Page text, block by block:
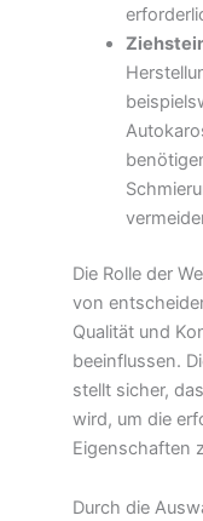
Die Rolle der
von
Qualität und
beeinflussen.
stellt sicher,
wird, um die
Eigenschaften
Durch die